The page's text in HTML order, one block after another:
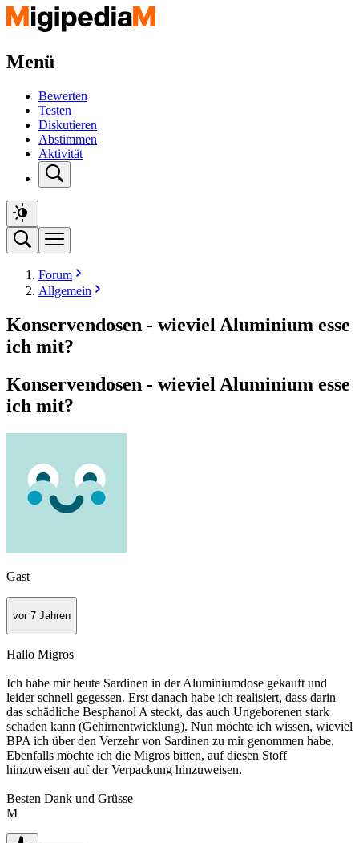
Menü
Bewerten
Testen
Diskutieren
Abstimmen
Aktivität
Forum
Allgemein
Konservendosen - wieviel Aluminium esse
ich mit?
Konservendosen - wieviel Aluminium esse
ich mit?
Gast
vor 7 Jahren
Hallo Migros
Ich habe mir heute Sardinen in der Aluminiumdose gekauft und
leider schnell gegessen. Erst danach habe ich realisiert, dass darin
das schädliche Besphanol A steckt, das auch Ungeborenen stark
schaden kann (Gehirnentwicklung). Nun möchte ich wissen, wieviel
BPA ich über den Verzehr von Sardinen zu mir genommen habe.
Ebenfalls möchte ich die Migros bitten, auf diesen Stoff
hinzuweisen auf der Verpackung hinzuweisen.
Besten Dank und Grüsse
M